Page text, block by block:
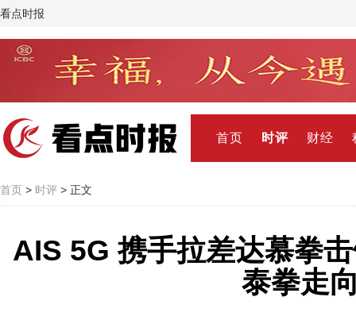
看点时报
首页 时评 财经
首页 > 时评 > 正文
AIS 5G 携手拉差达慕拳
泰拳走